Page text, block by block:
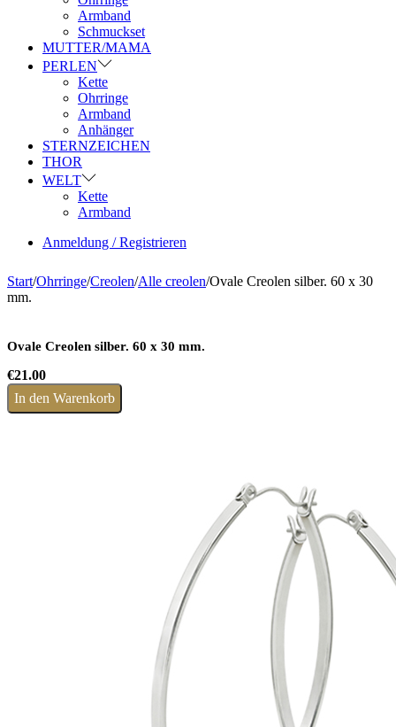
Armband
Schmuckset
MUTTER/MAMA
PERLEN
Kette
Ohrringe
Armband
Anhänger
STERNZEICHEN
THOR
WELT
Kette
Armband
Anmeldung / Registrieren
Start/Ohrringe/Creolen/Alle creolen/Ovale Creolen silber. 60 x 30
mm.
Ovale Creolen silber. 60 x 30 mm.
€21.00
In den Warenkorb